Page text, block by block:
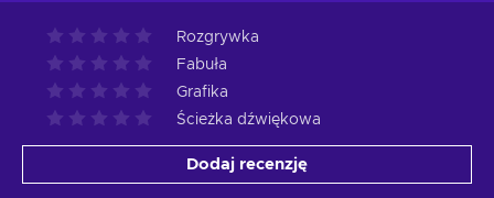
Rozgrywka
Fabuła
Grafika
Ścieżka dźwiękowa
Dodaj recenzję